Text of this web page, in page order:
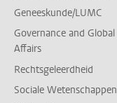
Geneeskunde/LUMC
Governance and Global
Affairs
Rechtsgeleerdheid
Sociale Wetenschappen